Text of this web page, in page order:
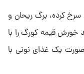
کرده، برگ ریحان و
خورش قیمه کورگ را با
صورت یک غذای نونی با